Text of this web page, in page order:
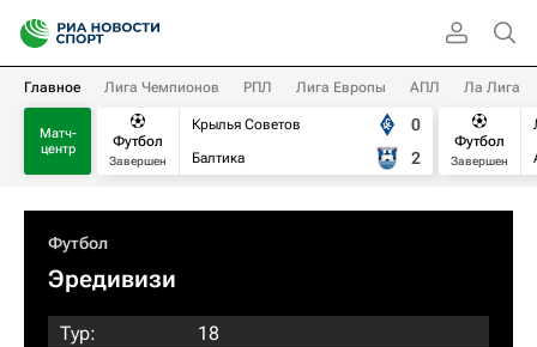
Главное Лига Чемпионов РПЛ Лига Европы АПЛ Ла Лига
Матч-
центр
Футбол
Завершен
Крылья Советов
Балтика
0
2
Футбол
Завершен
Футбол
Эредивизи
Тур:
18